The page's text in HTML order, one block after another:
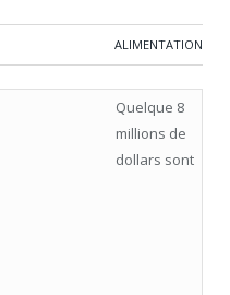
ALIMENTATION
Quelque 8
millions de
dollars sont